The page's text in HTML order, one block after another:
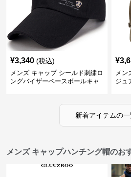
¥3,340 (税込)
メンズ キャップ シールド刺繍ロ
ングバイザーベースボールキャ
¥
メン
ジュ
新着アイテムの
メンズ キャップハンチング帽のお